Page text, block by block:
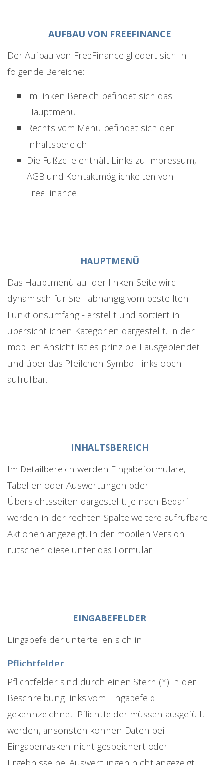
AUFBAU VON FREEFINANCE
Der Aufbau von FreeFinance gliedert sich in
folgende Bereiche:
Im linken Bereich befindet sich das
Hauptmenü
Rechts vom Menü befindet sich der
Inhaltsbereich
Die Fußzeile enthält Links zu Impressum,
AGB und Kontaktmöglichkeiten von
FreeFinance
HAUPTMENÜ
Das Hauptmenü auf der linken Seite wird
dynamisch für Sie - abhängig vom bestellten
Funktionsumfang - erstellt und sortiert in
übersichtlichen Kategorien dargestellt. In der
mobilen Ansicht ist es prinzipiell ausgeblendet
und über das Pfeilchen-Symbol links oben
aufrufbar.
INHALTSBEREICH
Im Detailbereich werden Eingabeformulare,
Tabellen oder Auswertungen oder
Übersichtsseiten dargestellt. Je nach Bedarf
werden in der rechten Spalte weitere aufrufbare
Aktionen angezeigt. In der mobilen Version
rutschen diese unter das Formular.
EINGABEFELDER
Eingabefelder unterteilen sich in:
Pflichtfelder
Pflichtfelder sind durch einen Stern (*) in der
Beschreibung links vom Eingabefeld
gekennzeichnet. Pflichtfelder müssen ausgefüllt
werden, ansonsten können Daten bei
Eingabemasken nicht gespeichert oder
Ergebnisse bei Auswertungen nicht angezeigt